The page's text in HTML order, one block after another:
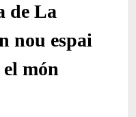
de La
nou espai
món